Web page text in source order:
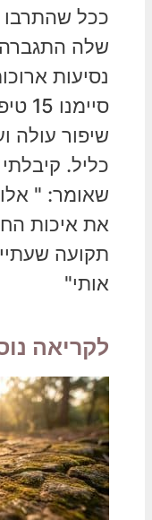
ככל שהתרבו
שלה התגברה
נסיעות
שיפור עולה
כליל.
שאומר: "
את איכות
תקועה
אותי"
לקריאה